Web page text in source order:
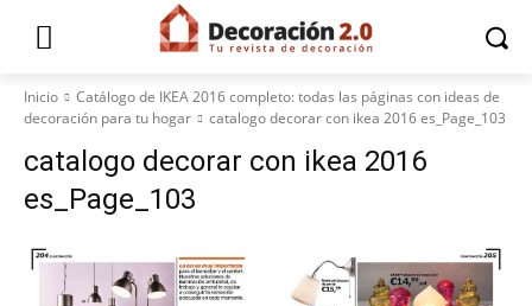
Inicio
Catálogo de IKEA 2016 completo: todas las páginas con ideas de
decoración para tu hogar
catalogo decorar con ikea 2016 es_Page_103
catalogo decorar con ikea 2016
es_Page_103